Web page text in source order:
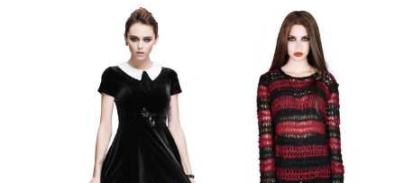
här
produkten
har
flera
varianter.
De
olika
alternativen